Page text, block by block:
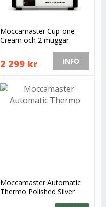
Moccamaster Cup-one
Cream och 2 muggar
2 299 kr INFO
Moccamaster Automatic
Thermo Polished Silver